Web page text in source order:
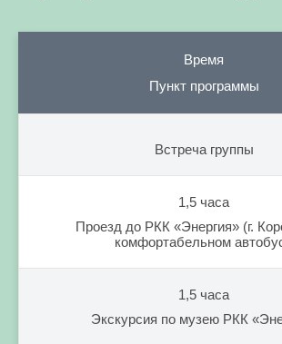
Время
Пункт программы
Встреча группы
1,5 часа
Проезд до РКК «Энергия» (г.
комфортабельном
1,5 часа
Экскурсия по музею РКК